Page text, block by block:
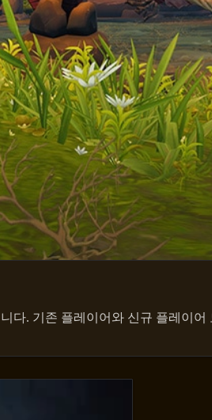
다. 기존 플레이어와 신규 플레이